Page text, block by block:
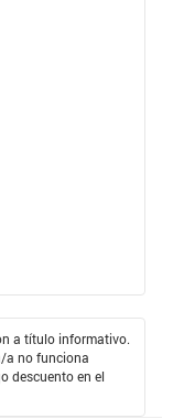
a título informativo.
a no funciona
descuento en el